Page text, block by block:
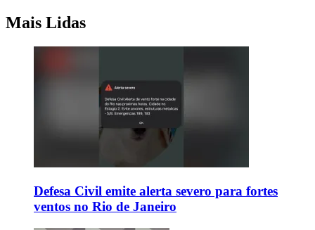
Mais Lidas
Defesa Civil emite alerta severo para fortes
ventos no Rio de Janeiro